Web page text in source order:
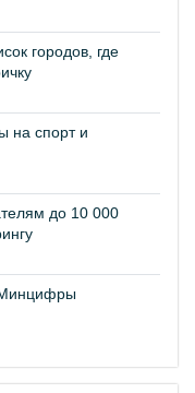
городов, где
на спорт и
до 10 000